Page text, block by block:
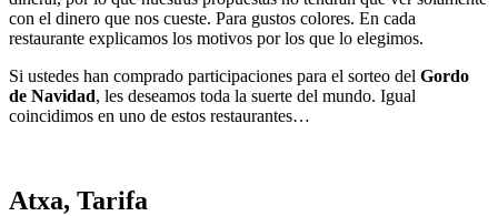
con el dinero que nos cueste. Para gustos colores. En cada
restaurante explicamos los motivos por los que lo elegimos.
Si ustedes han comprado participaciones para el sorteo del Gordo
de Navidad, les deseamos toda la suerte del mundo. Igual
coincidimos en uno de estos restaurantes…
Atxa, Tarifa